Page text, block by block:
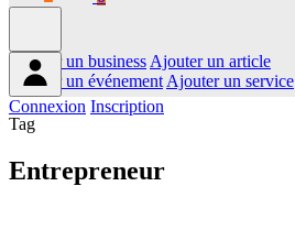
Ajouter un business Ajouter un article
Ajouter un événement Ajouter un service
Connexion Inscription
Tag
Entrepreneur